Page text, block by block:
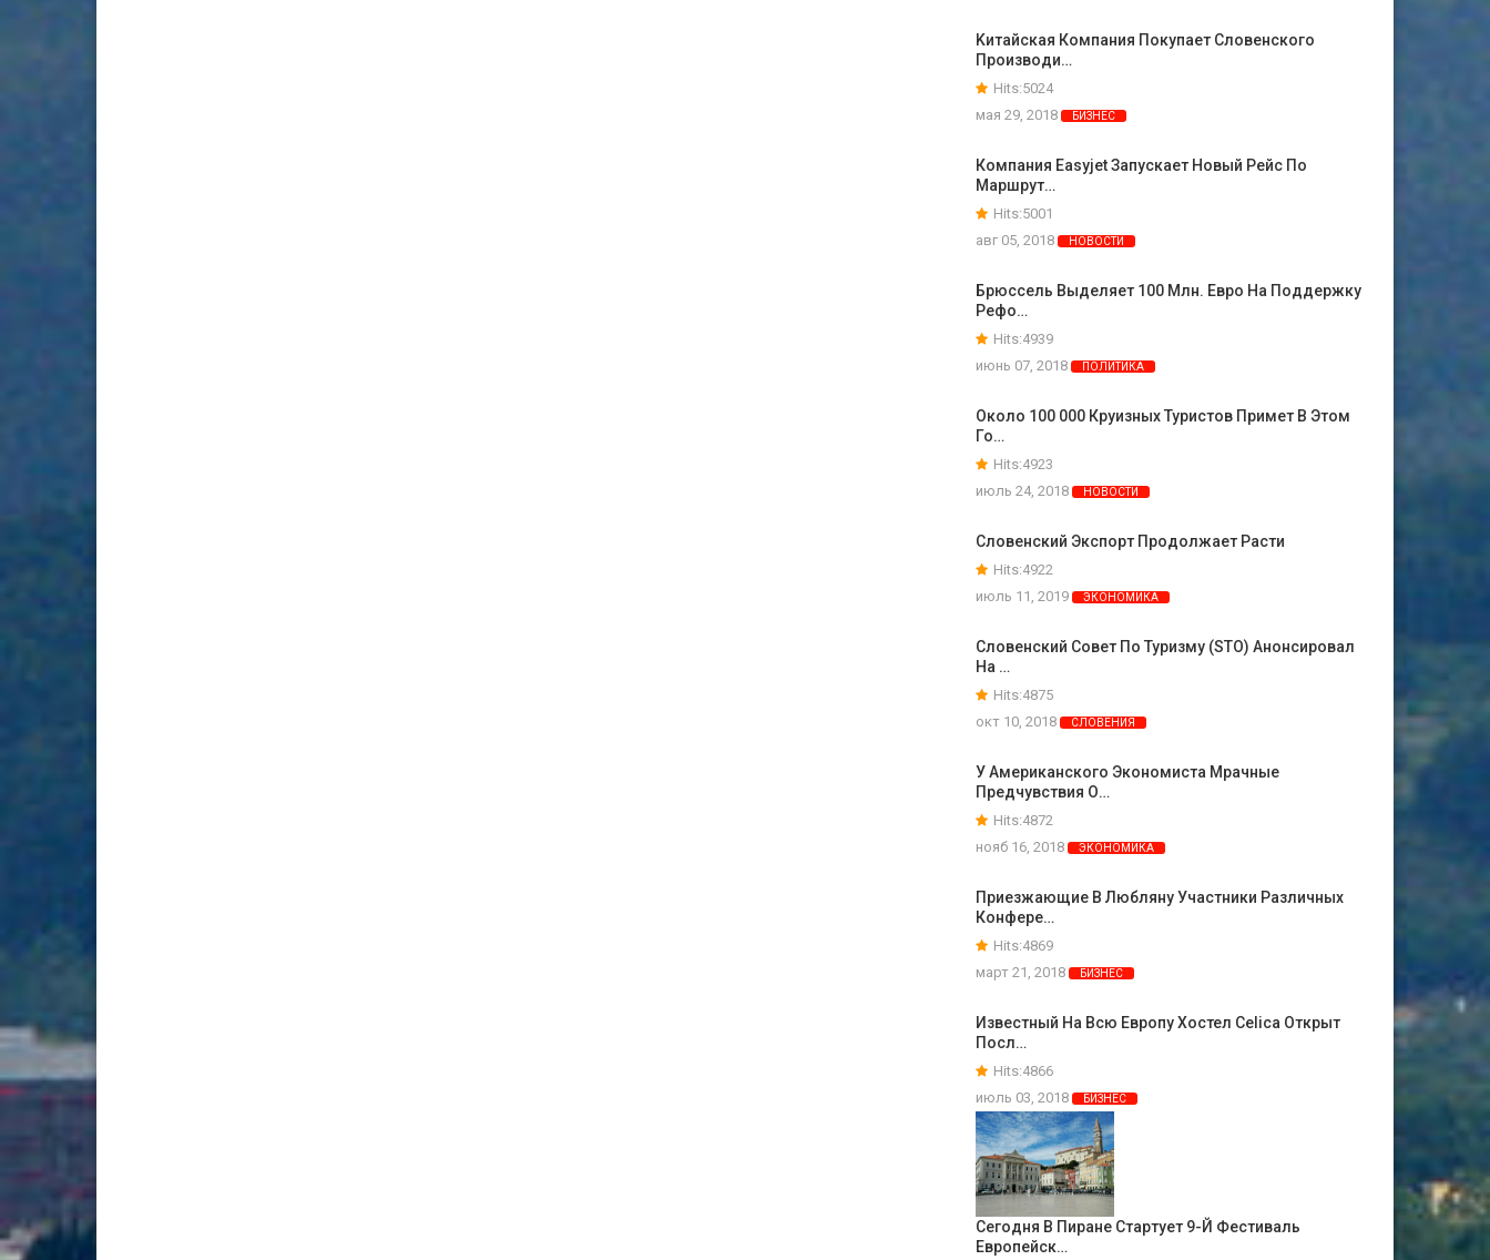
Kитайская Компания Покупает Словенского
Производи…
Hits:5024
мая 29, 2018
БИЗНЕС
Компания Easyjet Запускает Новый Рейс По
Маршрут…
Hits:5001
авг 05, 2018
НОВОСТИ
Брюссель Выделяет 100 Млн. Евро На Поддержку
Рефо…
Hits:4939
июнь 07, 2018
ПОЛИТИКА
Около 100 000 Круизных Туристов Примет В Этом
Го…
Hits:4923
июль 24, 2018
НОВОСТИ
Словенский Экспорт Продолжает Расти
Hits:4922
июль 11, 2019
ЭКОНОМИКА
Словенский Совет По Туризму (STO) Анонсировал
На …
Hits:4875
окт 10, 2018
СЛОВЕНИЯ
У Американского Экономиста Мрачные
Предчувствия О…
Hits:4872
нояб 16, 2018
ЭКОНОМИКА
Приезжающие В Любляну Участники Различных
Конфере…
Hits:4869
март 21, 2018
БИЗНЕС
Известный На Всю Европу Хостел Celica Открыт
Посл…
Hits:4866
июль 03, 2018
БИЗНЕС
Сегодня В Пиране Стартует 9-Й Фестиваль
Европейск…